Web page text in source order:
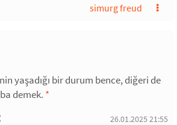
simurg freud
yaşadığı bir durum bence, diğeri de
demek. *
26.01.2025 21:55